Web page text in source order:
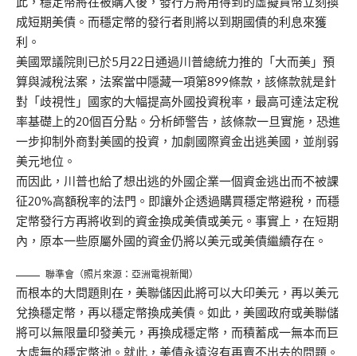
成短期美債。而穩定幣的發行者則將以到期國債的利息來獲
利。
美國眾議院則已於5月22日通過川普總統力推的「大而美」預
算與減稅法案，法案當中隱藏一項第899條款，該條款就是針
對「歧視性」國家的大幅提高外國投資稅率，最高可達法定稅
率基礎上的20個百分點。分析師警告，該條款一旦實施，恐進
一步抑制外商對美國的投資，加劇國際資金出逃美國，並削弱
美元地位。
而因此，川普也給了想出逃的外國企業一個資金逃出而不被課
征20%高額稅率的法門。即讓外企透過購買穩定幣避稅，而穩
定幣發行方再將收到的資金換成美債或美元。事實上，在短期
內，原本一些原屬外國的資金仍將以美元或美債繼續存在。
聯準會（照片來源：亞洲電視新聞）
而根本的大問題則在，美聯儲因此將可以大印美元，再以美元
兌換穩定幣，再以穩定幣換成美債。如此，美國政府或美聯儲
將可以無限量印發美元，再換成穩定幣，而積蓄成一無本而巨
大虛無的穩定幣池。就此，美債永遠沒有再賣不出去的問題。